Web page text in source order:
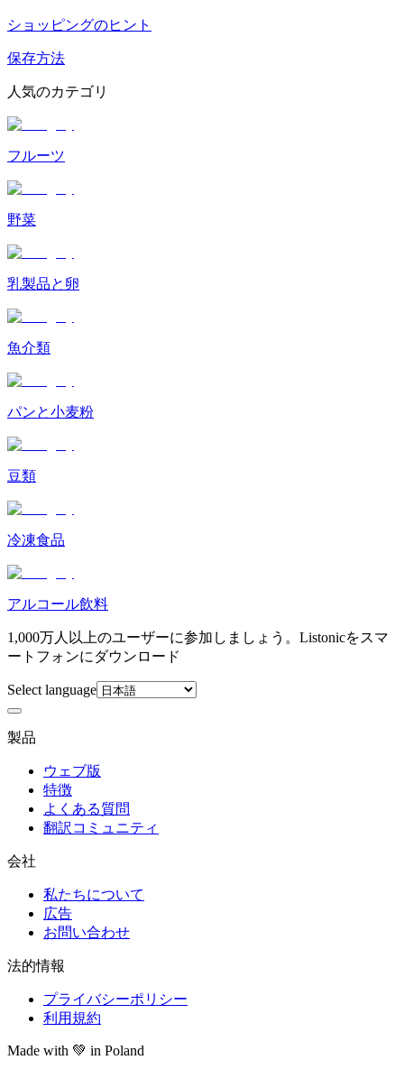
ショッピングのヒント
保存方法
人気のカテゴリ
フルーツ
野菜
乳製品と卵
魚介類
パンと小麦粉
豆類
冷凍食品
アルコール飲料
1,000万人以上のユーザーに参加しましょう。Listonicをスマ
ートフォンにダウンロード
Select language
製品
ウェブ版
特徴
よくある質問
翻訳コミュニティ
会社
私たちについて
広告
お問い合わせ
法的情報
プライバシーポリシー
利用規約
Made with 💚 in Poland